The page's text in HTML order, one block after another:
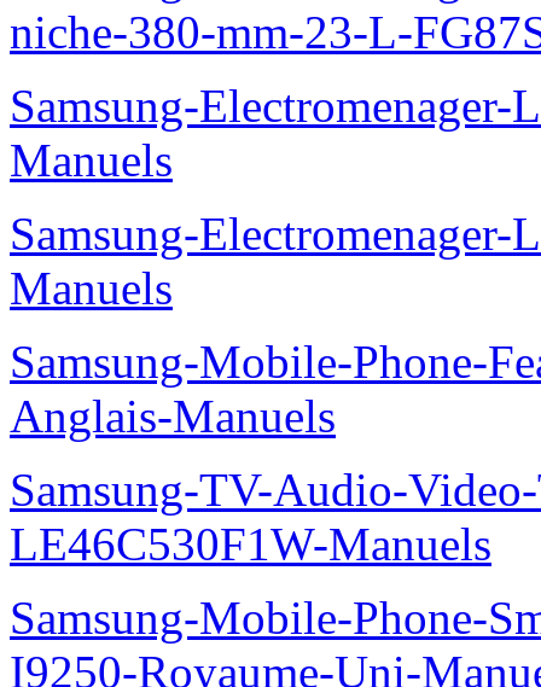
niche-380-mm-23-L-
Samsung-
Manuels
Samsung-
Manuels
Samsung-Mobile-Phone-
Anglais-Manuels
Samsung-TV-Audio-
LE46C530F1W-Manuels
Samsung-Mobile-Phone-
I9250-Royaume-Uni-